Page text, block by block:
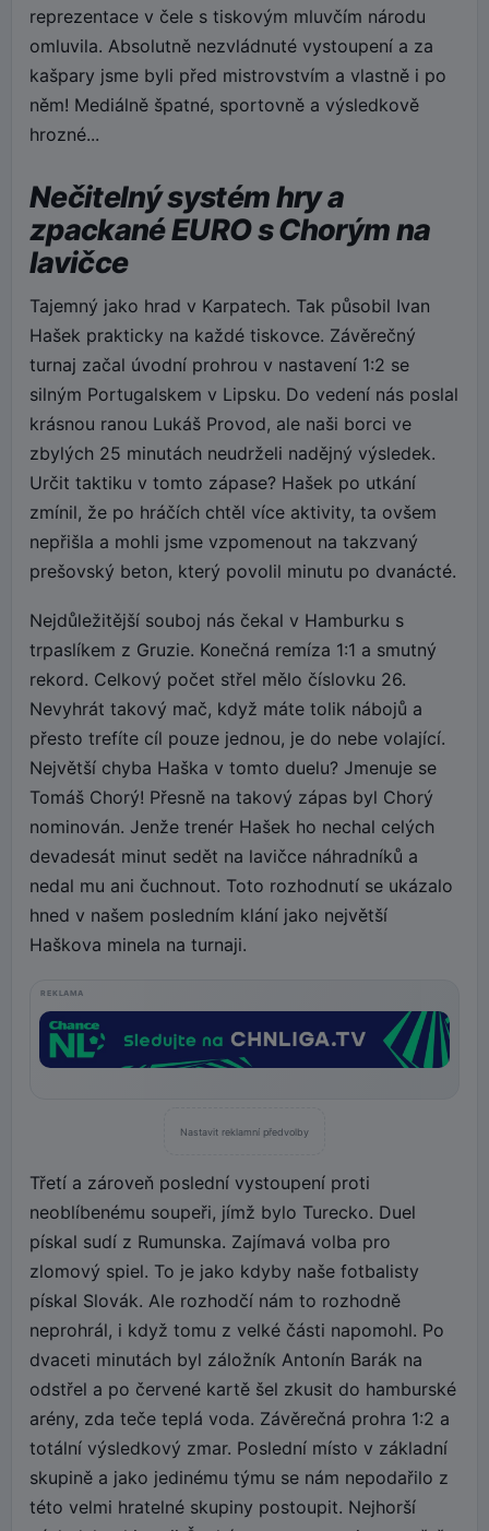
reprezentace v čele s tiskovým mluvčím národu
omluvila. Absolutně nezvládnuté vystoupení a za
kašpary jsme byli před mistrovstvím a vlastně i po
něm! Mediálně špatné, sportovně a výsledkově
hrozné...
Nečitelný systém hry a
zpackané EURO s Chorým na
lavičce
Tajemný jako hrad v Karpatech. Tak působil Ivan
Hašek prakticky na každé tiskovce. Závěrečný
turnaj začal úvodní prohrou v nastavení 1:2 se
silným Portugalskem v Lipsku. Do vedení nás poslal
krásnou ranou Lukáš Provod, ale naši borci ve
zbylých 25 minutách neudrželi nadějný výsledek.
Určit taktiku v tomto zápase? Hašek po utkání
zmínil, že po hráčích chtěl více aktivity, ta ovšem
nepřišla a mohli jsme vzpomenout na takzvaný
prešovský beton, který povolil minutu po dvanácté.
Nejdůležitější souboj nás čekal v Hamburku s
trpaslíkem z Gruzie. Konečná remíza 1:1 a smutný
rekord. Celkový počet střel mělo číslovku 26.
Nevyhrát takový mač, když máte tolik nábojů a
přesto trefíte cíl pouze jednou, je do nebe volající.
Největší chyba Haška v tomto duelu? Jmenuje se
Tomáš Chorý! Přesně na takový zápas byl Chorý
nominován. Jenže trenér Hašek ho nechal celých
devadesát minut sedět na lavičce náhradníků a
nedal mu ani čuchnout. Toto rozhodnutí se ukázalo
hned v našem posledním klání jako největší
Haškova minela na turnaji.
REKLAMA
Nastavit reklamní předvolby
Třetí a zároveň poslední vystoupení proti
neoblíbenému soupeři, jímž bylo Turecko. Duel
pískal sudí z Rumunska. Zajímavá volba pro
zlomový spiel. To je jako kdyby naše fotbalisty
pískal Slovák. Ale rozhodčí nám to rozhodně
neprohrál, i když tomu z velké části napomohl. Po
dvaceti minutách byl záložník Antonín Barák na
odstřel a po červené kartě šel zkusit do hamburské
arény, zda teče teplá voda. Závěrečná prohra 1:2 a
totální výsledkový zmar. Poslední místo v základní
skupině a jako jedinému týmu se nám nepodařilo z
této velmi hratelné skupiny postoupit. Nejhorší